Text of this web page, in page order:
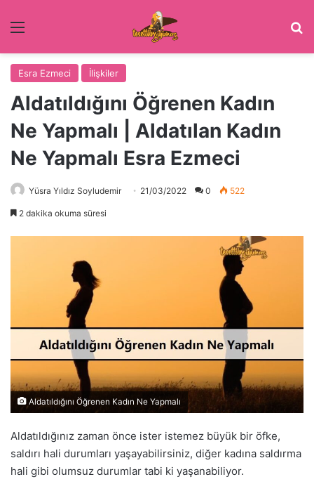
Menü
Esra Ezmeci İlişkiler
Aldatıldığını Öğrenen Kadın
Ne Yapmalı | Aldatılan Kadın
Ne Yapmalı Esra Ezmeci
Yüsra Yıldız Soyludemir 21/03/2022 0 522
2 dakika okuma süresi
Aldatıldığını Öğrenen Kadın Ne Yapmalı
Aldatıldığınız zaman önce ister istemez büyük bir öfke,
saldırı hali durumları yaşayabilirsiniz, diğer kadına saldırma
hali gibi olumsuz durumlar tabi ki yaşanabiliyor.